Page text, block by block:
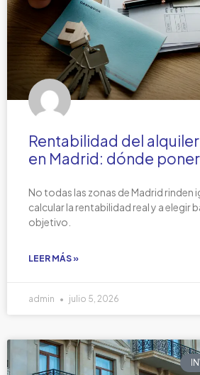
Rentabilidad del
en Madrid: dónde
No todas las zonas de Madrid rinden
calcular la rentabilidad real y a elegir
objetivo.
LEER MÁS »
admin julio 5, 2026